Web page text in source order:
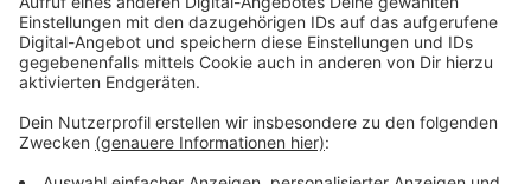
Anzeige
Michael Schultes aktuelle Single: "Better Me"
mit R3HAB